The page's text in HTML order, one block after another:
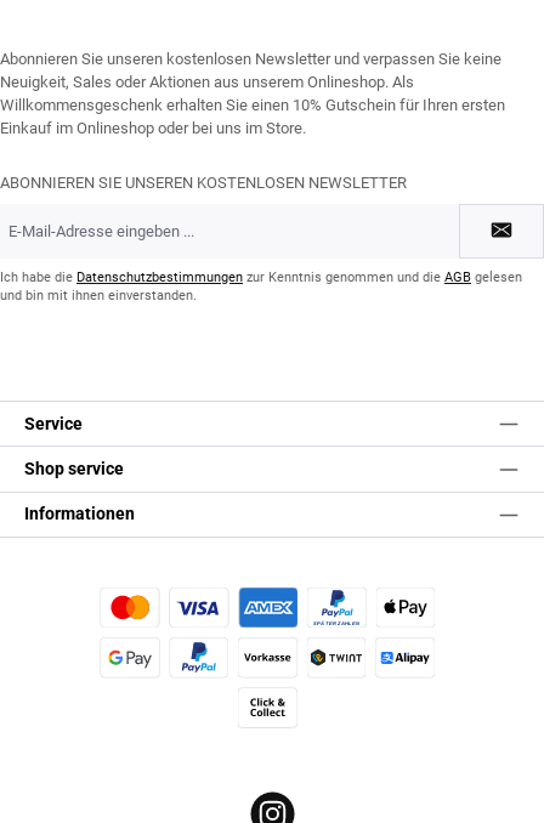
Abonnieren Sie unseren kostenlosen Newsletter und verpassen Sie keine
Neuigkeit, Sales oder Aktionen aus unserem Onlineshop. Als
Willkommensgeschenk erhalten Sie einen 10% Gutschein für Ihren ersten
Einkauf im Onlineshop oder bei uns im Store.
ABONNIEREN SIE UNSEREN KOSTENLOSEN NEWSLETTER
Mail-
*Ich habe die Datenschutzbestimmungen zur Kenntnis genommen und die AGB gelesen
und bin mit ihnen einverstanden.
Service
Shop service
Informationen
Kredit- oder Debitkarte Später BezahlenApple Pay
Vorkasse